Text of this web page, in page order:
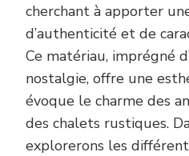
cherchant à apporter
d’authenticité et de
Ce matériau, imprégné
nostalgie, offre une
évoque le charme des
des chalets rustiques.
explorerons les